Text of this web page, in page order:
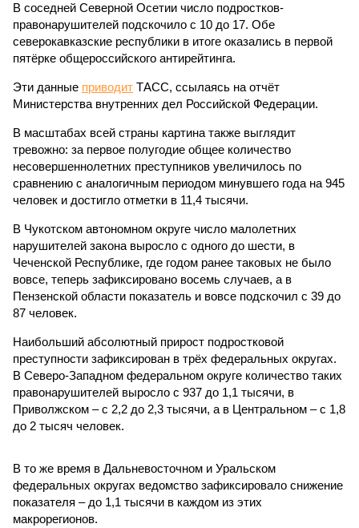
В соседней Северной Осетии число подростков-
правонарушителей подскочило с 10 до 17. Обе
северокавказские республики в итоге оказались в первой
пятёрке общероссийского антирейтинга.
Эти данные приводит ТАСС, ссылаясь на отчёт
Министерства внутренних дел Российской Федерации.
В масштабах всей страны картина также выглядит
тревожно: за первое полугодие общее количество
несовершеннолетних преступников увеличилось по
сравнению с аналогичным периодом минувшего года на 945
человек и достигло отметки в 11,4 тысячи.
В Чукотском автономном округе число малолетних
нарушителей закона выросло с одного до шести, в
Чеченской Республике, где годом ранее таковых не было
вовсе, теперь зафиксировано восемь случаев, а в
Пензенской области показатель и вовсе подскочил с 39 до
87 человек.
Наибольший абсолютный прирост подростковой
преступности зафиксирован в трёх федеральных округах.
В Северо-Западном федеральном округе количество таких
правонарушителей выросло с 937 до 1,1 тысячи, в
Приволжском – с 2,2 до 2,3 тысячи, а в Центральном – с 1,8
до 2 тысяч человек.
В то же время в Дальневосточном и Уральском
федеральных округах ведомство зафиксировало снижение
показателя – до 1,1 тысячи в каждом из этих
макрорегионов.